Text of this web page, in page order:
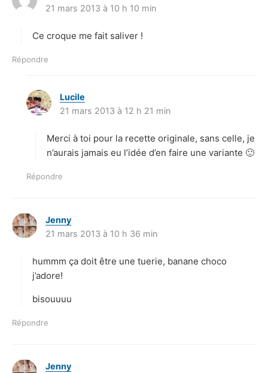
i
21 mars 2013 à 10 h 10 min
Ce croque me fait saliver !
Répondre
Lucile
i
:
21 mars 2013 à 12 h 21 min
Merci à toi pour la recette originale, sans celle, je
n’aurais jamais eu l’idée d’en faire une variante 🙂
Répondre
Jenny
i
21 mars 2013 à 10 h 36 min
hummm ça doit être une tuerie, banane choco
j’adore!
bisouuuu
Répondre
Jenny